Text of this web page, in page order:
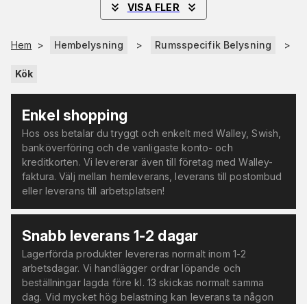
VISA FLER
Hem > Hembelysning > Rumsspecifik Belysning >
Kök
Enkel shopping
Hos oss betalar du tryggt och enkelt med Walley, Swish,
banköverföring och de vanligaste konto- och
kreditkorten. Vi levererar även till företag med Walley-
faktura. Välj mellan hemleverans, leverans till postombud
eller leverans till arbetsplatsen!
Snabb leverans 1-2 dagar
Lagerförda produkter levereras normalt inom 1-2
arbetsdagar. Vi handlägger ordrar löpande och
beställningar lagda före kl. 13 skickas normalt samma
dag. Vid mycket hög belastning kan leverans ta någon